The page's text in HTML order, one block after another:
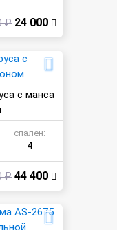
₽ 24 000
с манса
спален:
4
₽ 44 400